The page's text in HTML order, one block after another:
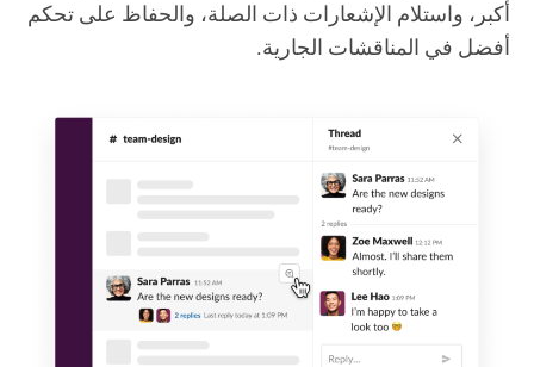
أكبر، واستلام الإشعارات ذات الصلة، والحفاظ على تحكم
أفضل في المناقشات الجارية.